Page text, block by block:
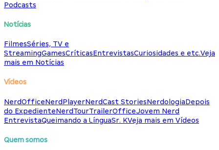
Podcasts
Notícias
FilmesSéries, TV e
StreamingGamesCríticasEntrevistasCuriosidades e etc.Veja
mais em Notícias
Vídeos
NerdOfficeNerdPlayerNerdCast StoriesNerdologiaDepois
do ExpedienteNerdTourTrailerOfficeJovem Nerd
EntrevistaQueimando a LínguaSr. KVeja mais em Vídeos
Quem somos